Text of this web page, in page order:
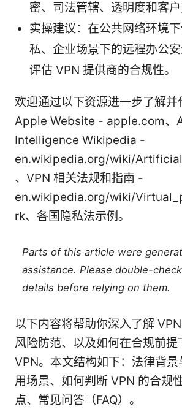
密、司法管辖、透明度和客户
实操建议：在公共网络环境
私、企业场景下的远程办公
评估 VPN 提供商的合规性。
欢迎通过以下资源进一步了解并
Apple Website - apple.com、
Intelligence Wikipedia -
en.wikipedia.org/wiki/
、VPN 相关法规和指南 -
en.wikipedia.org/wiki/
rk、各国隐私法示例。
Parts of this article were
assistance. Please double-
details before relying on them.
以下内容将帮助你深入了解 VPN
风险防范、以及如何在合规前提
VPN。本文结构如下：法律背
用场景、如何判断 VPN 的合规
点、常见问答（FAQ）。